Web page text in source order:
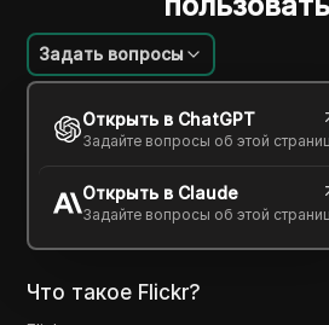
Задать вопросы
Открыть в ChatGPT
Задайте вопросы об этой
Открыть в Claude
Задайте вопросы об этой
Михаил Козлов
10 апр. 2025 29 минут
Copy Link
Что такое Flickr?